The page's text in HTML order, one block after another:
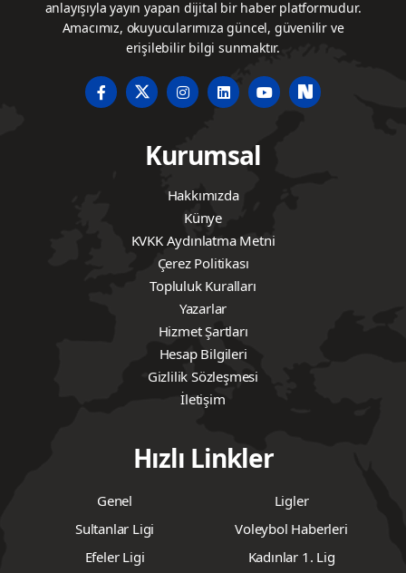
anlayışıyla yayın yapan dijital bir haber platformudur.
Amacımız, okuyucularımıza güncel, güvenilir ve
erişilebilir bilgi sunmaktır.
Kurumsal
Hakkımızda
Künye
KVKK Aydınlatma Metni
Çerez Politikası
Topluluk Kuralları
Yazarlar
Hizmet Şartları
Hesap Bilgileri
Gizlilik Sözleşmesi
İletişim
Hızlı Linkler
Genel
Ligler
Sultanlar Ligi
Voleybol Haberleri
Efeler Ligi
Kadınlar 1. Lig